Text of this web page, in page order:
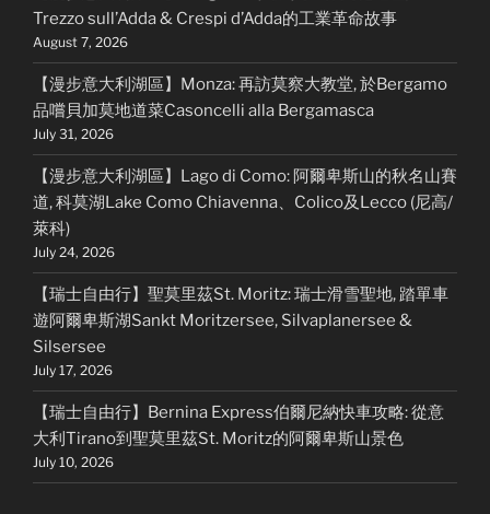
Trezzo sull’Adda & Crespi d’Adda的工業革命故事
August 7, 2026
【漫步意大利湖區】Monza: 再訪莫察大教堂, 於Bergamo
品嚐貝加莫地道菜Casoncelli alla Bergamasca
July 31, 2026
【漫步意大利湖區】Lago di Como: 阿爾卑斯山的秋名山賽
道, 科莫湖Lake Como Chiavenna、Colico及Lecco (尼高/
萊科)
July 24, 2026
【瑞士自由行】聖莫里茲St. Moritz: 瑞士滑雪聖地, 踏單車
遊阿爾卑斯湖Sankt Moritzersee, Silvaplanersee &
Silsersee
July 17, 2026
【瑞士自由行】Bernina Express伯爾尼納快車攻略: 從意
大利Tirano到聖莫里茲St. Moritz的阿爾卑斯山景色
July 10, 2026